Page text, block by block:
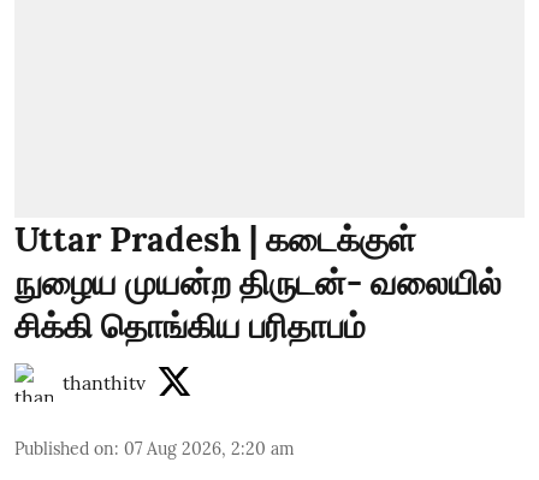
Uttar Pradesh | கடைக்குள்
நுழைய முயன்ற திருடன்- வலையில்
சிக்கி தொங்கிய பரிதாபம்
thanthitv
Published on: 07 Aug 2026, 2:20 am